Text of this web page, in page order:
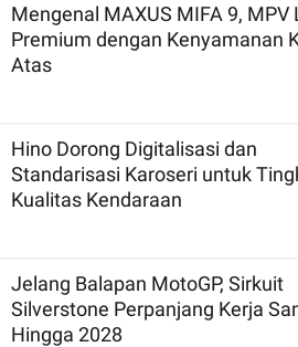
Mengenal MAXUS MIFA 9, MPV
Premium dengan Kenyamanan
Atas
Hino Dorong Digitalisasi dan
Standarisasi Karoseri untuk
Kualitas Kendaraan
Jelang Balapan MotoGP, Sirkuit
Silverstone Perpanjang Kerja
Hingga 2028